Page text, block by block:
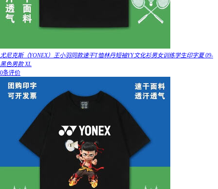
尤尼克斯（YONEX）王小羽同款速干T恤林丹短袖YY文化衫男女训练学生印字夏 09-
黑色男款 XL
0条评价